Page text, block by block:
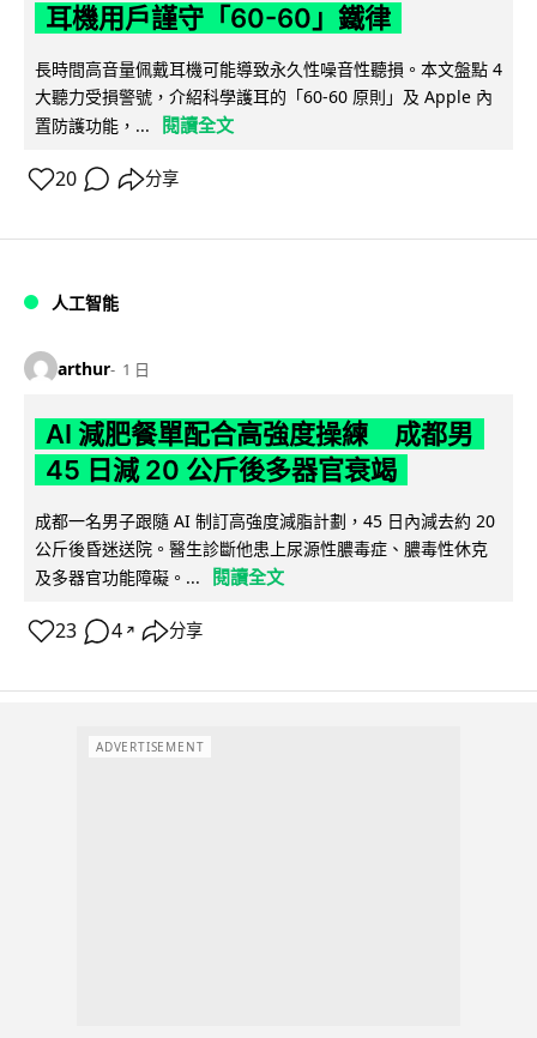
耳機用戶謹守「60-60」鐵律
長時間高音量佩戴耳機可能導致永久性噪音性聽損。本文盤點 4
大聽力受損警號，介紹科學護耳的「60-60 原則」及 Apple 內
置防護功能，...
閱讀全文
20 分享
人工智能
arthur 1 日
AI 減肥餐單配合高強度操練 成都男
45 日減 20 公斤後多器官衰竭
成都一名男子跟隨 AI 制訂高強度減脂計劃，45 日內減去約 20
公斤後昏迷送院。醫生診斷他患上尿源性膿毒症、膿毒性休克
及多器官功能障礙。...
閱讀全文
23 4 ↗ 分享
ADVERTISEMENT